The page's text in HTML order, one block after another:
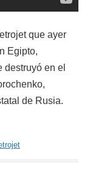
que ayer
Egipto,
destruyó en el
de Rusia.